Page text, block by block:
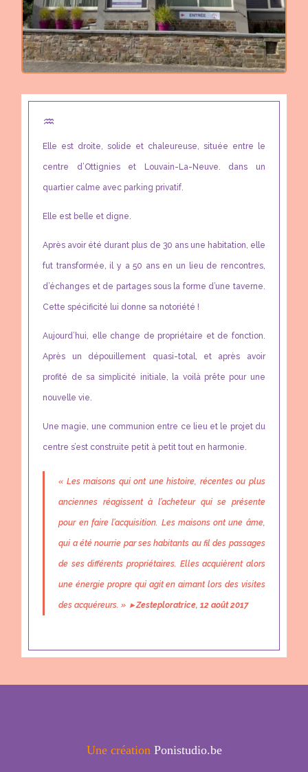
♒︎
Elle est droite, solide et chaleureuse, située entre le
centre d’Ottignies et Louvain-La-Neuve. dans un
quartier calme avec parking privatif.
Elle est belle et digne.
Après avoir été durant plus de 30 ans une habitation, elle
fut transformée, il y a 50 ans en un lieu de rencontres,
d’échanges et de partages sous la forme d’une taverne.
Cette spécificité lui donne sa notoriété !
Aujourd’hui, elle change de propriétaire et de fonction.
Après un dépouillement quasi-total, et après avoir
profité de sa simplicité initiale, la voilà prête pour une
nouvelle vie.
Une magie, une communion entre ce lieu et le projet du
centre s’est construite petit à petit tout en harmonie.
« Les maisons qui ont une histoire, récentes ou plus
anciennes réagissent à l’acheteur qui se présente
pour en faire l’acquisition. Les maisons ont une âme,
qui a été nourrie par ses habitants au fil des passages
de ses différents propriétaires. Elles acquièrent alors
une énergie propre qui agit en aimant lors des visites
des acquéreurs. » ▸Zesteploratrice, 12 août 2017
Une création Ponistudio.be